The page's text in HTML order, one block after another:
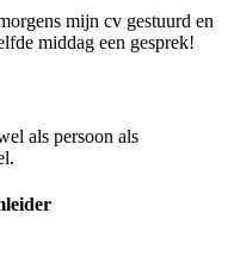
mijn cv gestuurd en
middag een gesprek!
als persoon als